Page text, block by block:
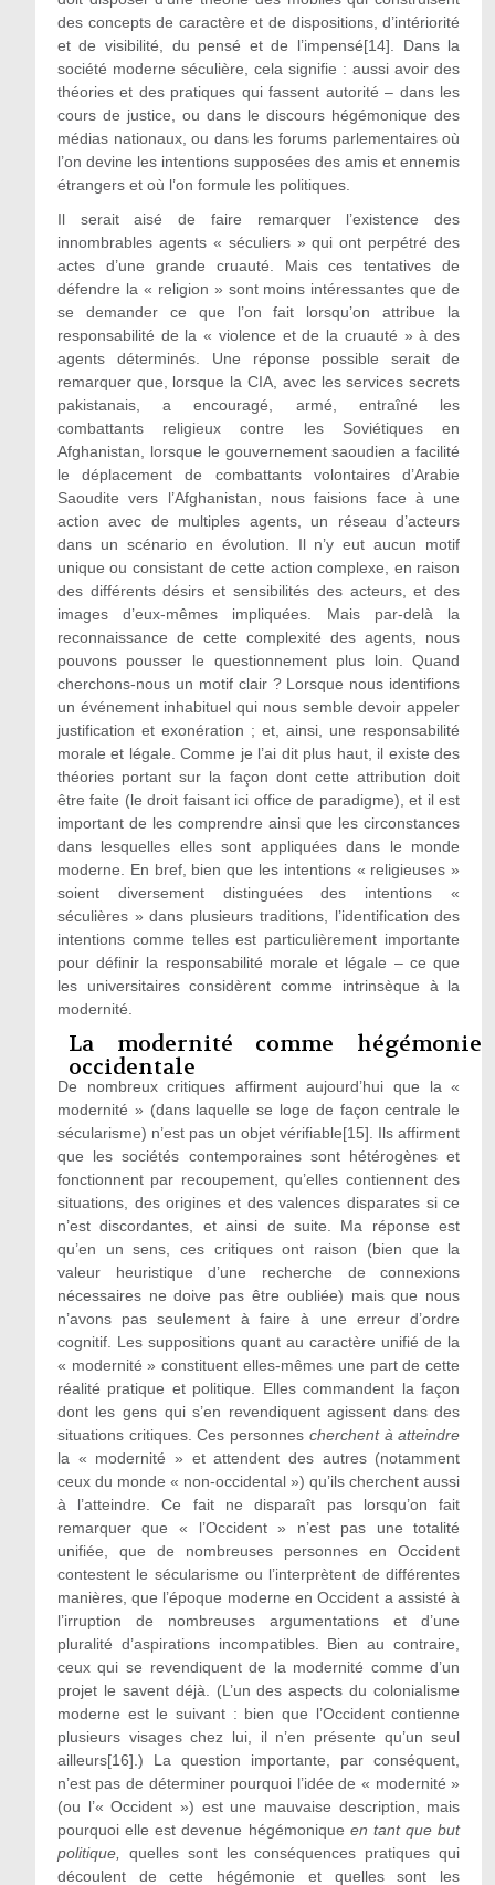
des concepts de caractère et de dispositions, d’intériorité
et de visibilité, du pensé et de l’impensé[14]. Dans la
société moderne séculière, cela signifie : aussi avoir des
théories et des pratiques qui fassent autorité – dans les
cours de justice, ou dans le discours hégémonique des
médias nationaux, ou dans les forums parlementaires où
l’on devine les intentions supposées des amis et ennemis
étrangers et où l’on formule les politiques.
Il serait aisé de faire remarquer l’existence des
innombrables agents « séculiers » qui ont perpétré des
actes d’une grande cruauté. Mais ces tentatives de
défendre la « religion » sont moins intéressantes que de
se demander ce que l’on fait lorsqu’on attribue la
responsabilité de la « violence et de la cruauté » à des
agents déterminés. Une réponse possible serait de
remarquer que, lorsque la CIA, avec les services secrets
pakistanais, a encouragé, armé, entraîné les
combattants religieux contre les Soviétiques en
Afghanistan, lorsque le gouvernement saoudien a facilité
le déplacement de combattants volontaires d’Arabie
Saoudite vers l’Afghanistan, nous faisions face à une
action avec de multiples agents, un réseau d’acteurs
dans un scénario en évolution. Il n’y eut aucun motif
unique ou consistant de cette action complexe, en raison
des différents désirs et sensibilités des acteurs, et des
images d’eux-mêmes impliquées. Mais par-delà la
reconnaissance de cette complexité des agents, nous
pouvons pousser le questionnement plus loin. Quand
cherchons-nous un motif clair ? Lorsque nous identifions
un événement inhabituel qui nous semble devoir appeler
justification et exonération ; et, ainsi, une responsabilité
morale et légale. Comme je l’ai dit plus haut, il existe des
théories portant sur la façon dont cette attribution doit
être faite (le droit faisant ici office de paradigme), et il est
important de les comprendre ainsi que les circonstances
dans lesquelles elles sont appliquées dans le monde
moderne. En bref, bien que les intentions « religieuses »
soient diversement distinguées des intentions «
séculières » dans plusieurs traditions, l’identification des
intentions comme telles est particulièrement importante
pour définir la responsabilité morale et légale – ce que
les universitaires considèrent comme intrinsèque à la
modernité.
La modernité comme hégémonie
occidentale
De nombreux critiques affirment aujourd’hui que la «
modernité » (dans laquelle se loge de façon centrale le
sécularisme) n’est pas un objet vérifiable[15]. Ils affirment
que les sociétés contemporaines sont hétérogènes et
fonctionnent par recoupement, qu’elles contiennent des
situations, des origines et des valences disparates si ce
n’est discordantes, et ainsi de suite. Ma réponse est
qu’en un sens, ces critiques ont raison (bien que la
valeur heuristique d’une recherche de connexions
nécessaires ne doive pas être oubliée) mais que nous
n’avons pas seulement à faire à une erreur d’ordre
cognitif. Les suppositions quant au caractère unifié de la
« modernité » constituent elles-mêmes une part de cette
réalité pratique et politique. Elles commandent la façon
dont les gens qui s’en revendiquent agissent dans des
situations critiques. Ces personnes cherchent à atteindre
la « modernité » et attendent des autres (notamment
ceux du monde « non-occidental ») qu’ils cherchent aussi
à l’atteindre. Ce fait ne disparaît pas lorsqu’on fait
remarquer que « l’Occident » n’est pas une totalité
unifiée, que de nombreuses personnes en Occident
contestent le sécularisme ou l’interprètent de différentes
manières, que l’époque moderne en Occident a assisté à
l’irruption de nombreuses argumentations et d’une
pluralité d’aspirations incompatibles. Bien au contraire,
ceux qui se revendiquent de la modernité comme d’un
projet le savent déjà. (L’un des aspects du colonialisme
moderne est le suivant : bien que l’Occident contienne
plusieurs visages chez lui, il n’en présente qu’un seul
ailleurs[16].) La question importante, par conséquent,
n’est pas de déterminer pourquoi l’idée de « modernité »
(ou l’« Occident ») est une mauvaise description, mais
pourquoi elle est devenue hégémonique en tant que but
politique, quelles sont les conséquences pratiques qui
découlent de cette hégémonie et quelles sont les